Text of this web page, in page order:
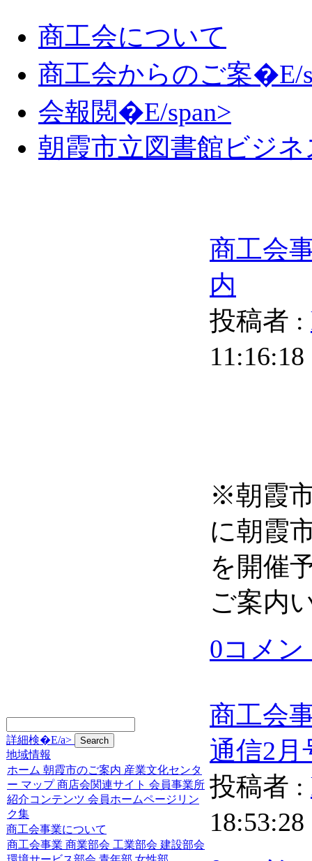
商工会について
商工会からのご案�E/
会報閲�E/span>
朝霞市立図書館ビジ
詳細検�E/a>
地域情報
ホーム 朝霞市のご案内 産業文化センタ
ー マップ 商店会関連サイト 会員事業所
紹介コンテンツ 会員ホームページリン
ク集
商工会事業について
商工会事業 商業部会 工業部会 建設部会
商工会
内
投稿者 :
11:16:18
※朝霞
に朝霞
を開催
ご案内
0コメン
商工会
通信2月
投稿者 :
18:53:28